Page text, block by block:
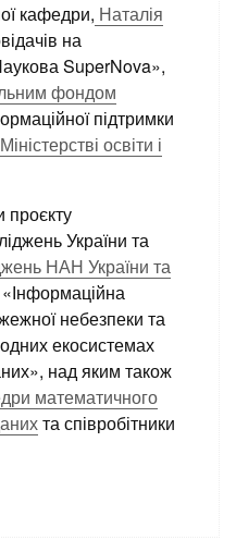
кафедри, Наталія
на
SuperNova»,
фондом
підтримки
освіти і
проєкту
України та
НАН України та
небезпеки та
екосистемах
над яким також
математичного
та співробітники